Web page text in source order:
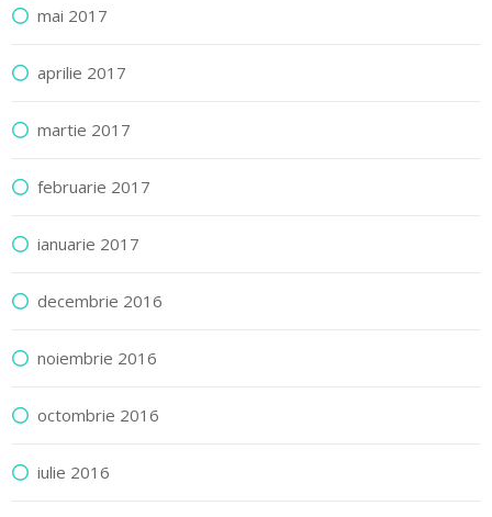
mai 2017
aprilie 2017
martie 2017
februarie 2017
ianuarie 2017
decembrie 2016
noiembrie 2016
octombrie 2016
iulie 2016